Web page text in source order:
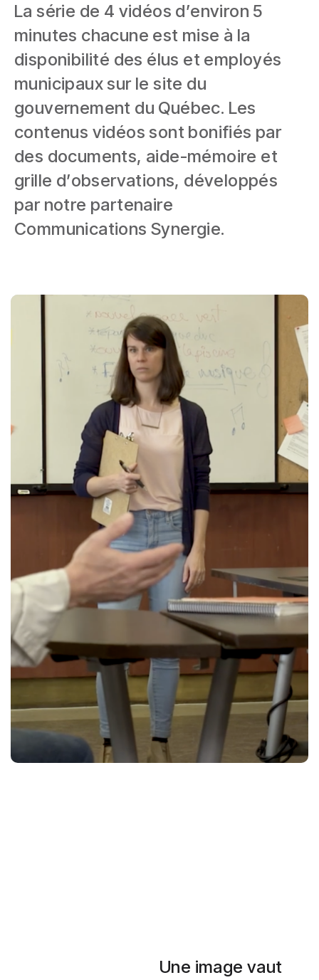
La série de 4 vidéos d’environ 5
minutes chacune est mise à la
disponibilité des élus et employés
municipaux sur le site du
gouvernement du Québec. Les
contenus vidéos sont bonifiés par
des documents, aide-mémoire et
grille d’observations, développés
par notre partenaire
Communications Synergie.
Une image vaut